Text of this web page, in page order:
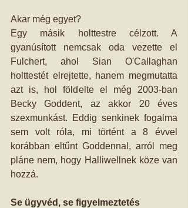
Akar még egyet?
Egy másik holttestre célzott. A
gyanúsított nemcsak oda vezette el
Fulchert, ahol Sian O'Callaghan
holttestét elrejtette, hanem megmutatta
azt is, hol földelte el még 2003-ban
Becky Goddent, az akkor 20 éves
szexmunkást. Eddig senkinek fogalma
sem volt róla, mi történt a 8 évvel
korábban eltűnt Goddennal, arról meg
pláne nem, hogy Halliwellnek köze van
hozzá.
Se ügyvéd, se figyelmeztetés